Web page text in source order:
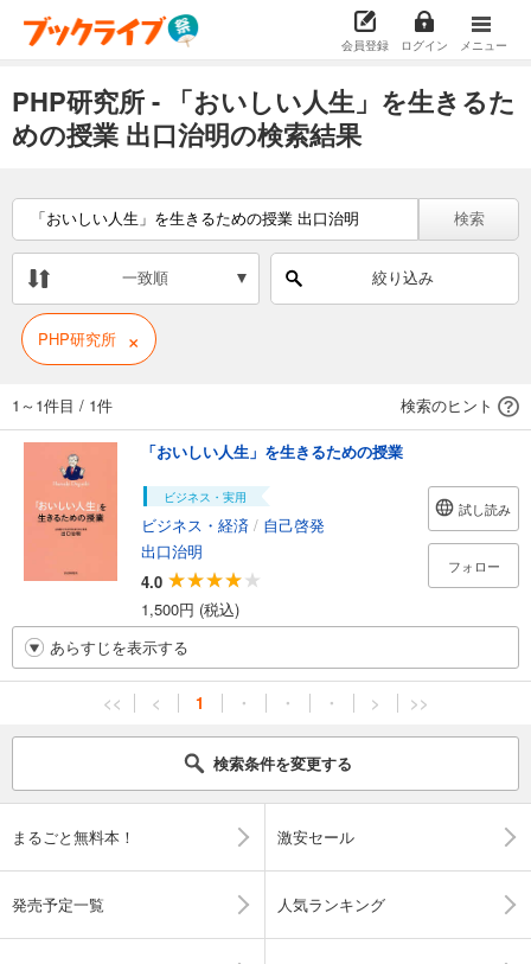
会員登録 ログイン メニュー
PHP研究所 - 「おいしい人生」を生きるた
めの授業 出口治明の検索結果
検索
一致順 絞り込み
PHP研究所 ×
1～1件目 / 1件 検索のヒント
「おいしい人生」を生きるための授業
ビジネス・実用
ビジネス・経済 / 自己啓発
出口治明
4.0
1,500円 (税込)
試し読み
フォロー
あらすじを表示する
<< < 1 ・ ・ ・ > >>
検索条件を変更する
まるごと無料本！ 激安セール
発売予定一覧 人気ランキング